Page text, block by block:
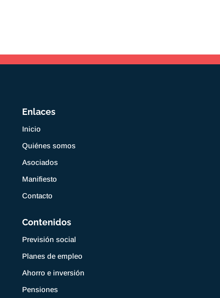
Enlaces
Inicio
Quiénes somos
Asociados
Manifiesto
Contacto
Contenidos
Previsión social
Planes de empleo
Ahorro e inversión
Pensiones